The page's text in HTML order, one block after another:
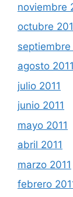
noviembre
octubre
septiembre
agosto 2011
julio 2011
junio 2011
mayo 2011
abril 2011
marzo 2011
febrero